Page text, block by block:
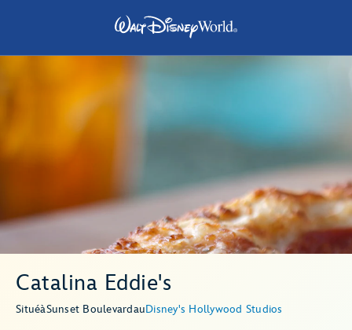
Catalina Eddie's
SituéàSunset BoulevardauDisney's Hollywood Studios